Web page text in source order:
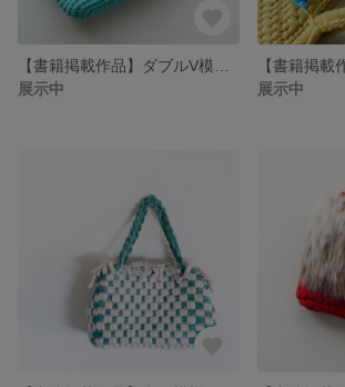
展示中
展示中